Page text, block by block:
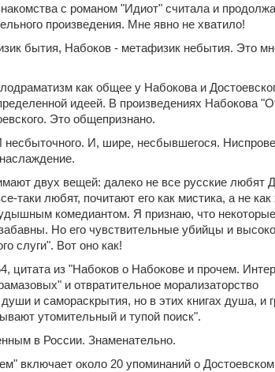
с романом "Идиот" считала и
произведения. Мне явно не хватило!
бытия, Набоков - метафизик небытия. Это
как общее у Набокова и
идеей. В произведениях Набокова
Это общепризнано.
И, шире, несбывшегося.
двух вещей: далеко не все русские любят
таки любят, почитают его как мистика, а не
комедиантом. Я признаю, что некоторые
Но его чувствительные убийцы и
слуги". Вот оно как!
цитата из "Набоков о Набокове и прочем.
и отвратительное морализаторство
и самораскрытия, но в этих книгах душа, и
утомительный и тупой поиск".
в России. Знаменательно.
включает около 20 упоминаний о